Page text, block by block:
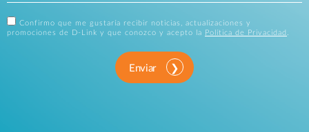
Confirmo que me gustaría recibir noticias, actualizaciones y
promociones de D-Link y que conozco y acepto la
Política de Privacidad
Enviar